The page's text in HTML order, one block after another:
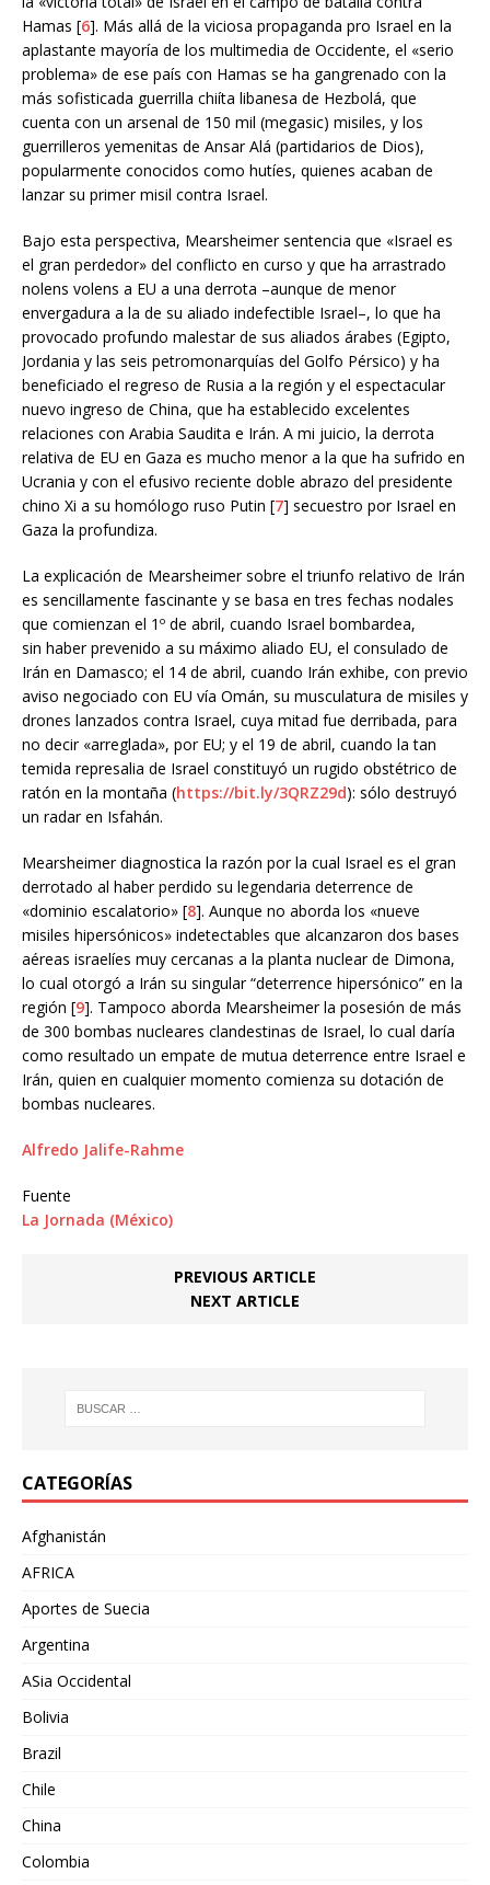
Hamas [6]. Más allá de la viciosa propaganda pro Israel en la
aplastante mayoría de los multimedia de Occidente, el «serio
problema» de ese país con Hamas se ha gangrenado con la
más sofisticada guerrilla chiíta libanesa de Hezbolá, que
cuenta con un arsenal de 150 mil (megasic) misiles, y los
guerrilleros yemenitas de Ansar Alá (partidarios de Dios),
popularmente conocidos como hutíes, quienes acaban de
lanzar su primer misil contra Israel.
Bajo esta perspectiva, Mearsheimer sentencia que «Israel es
el gran perdedor» del conflicto en curso y que ha arrastrado
nolens volens a EU a una derrota –aunque de menor
envergadura a la de su aliado indefectible Israel–, lo que ha
provocado profundo malestar de sus aliados árabes (Egipto,
Jordania y las seis petromonarquías del Golfo Pérsico) y ha
beneficiado el regreso de Rusia a la región y el espectacular
nuevo ingreso de China, que ha establecido excelentes
relaciones con Arabia Saudita e Irán. A mi juicio, la derrota
relativa de EU en Gaza es mucho menor a la que ha sufrido en
Ucrania y con el efusivo reciente doble abrazo del presidente
chino Xi a su homólogo ruso Putin [7] secuestro por Israel en
Gaza la profundiza.
La explicación de Mearsheimer sobre el triunfo relativo de Irán
es sencillamente fascinante y se basa en tres fechas nodales
que comienzan el 1º de abril, cuando Israel bombardea,
sin haber prevenido a su máximo aliado EU, el consulado de
Irán en Damasco; el 14 de abril, cuando Irán exhibe, con previo
aviso negociado con EU vía Omán, su musculatura de misiles y
drones lanzados contra Israel, cuya mitad fue derribada, para
no decir «arreglada», por EU; y el 19 de abril, cuando la tan
temida represalia de Israel constituyó un rugido obstétrico de
ratón en la montaña (https://bit.ly/3QRZ29d): sólo destruyó
un radar en Isfahán.
Mearsheimer diagnostica la razón por la cual Israel es el gran
derrotado al haber perdido su legendaria deterrence de
«dominio escalatorio» [8]. Aunque no aborda los «nueve
misiles hipersónicos» indetectables que alcanzaron dos bases
aéreas israelíes muy cercanas a la planta nuclear de Dimona,
lo cual otorgó a Irán su singular “deterrence hipersónico” en la
región [9]. Tampoco aborda Mearsheimer la posesión de más
de 300 bombas nucleares clandestinas de Israel, lo cual daría
como resultado un empate de mutua deterrence entre Israel e
Irán, quien en cualquier momento comienza su dotación de
bombas nucleares.
Alfredo Jalife-Rahme
Fuente
La Jornada (México)
PREVIOUS ARTICLE
NEXT ARTICLE
CATEGORÍAS
Afghanistán
AFRICA
Aportes de Suecia
Argentina
ASia Occidental
Bolivia
Brazil
Chile
China
Colombia